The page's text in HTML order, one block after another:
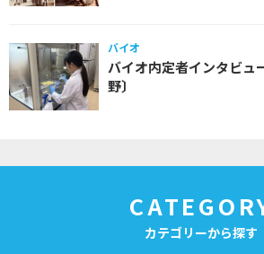
バイオ
バイオ内定者インタビュ
野〕
カテゴリーから探す